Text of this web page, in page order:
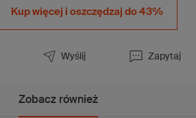
Kup więcej i oszczędzaj do 43%
Wyślij Zapytaj
Zobacz również